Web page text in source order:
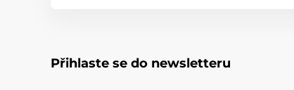
Přihlaste se do newsletteru